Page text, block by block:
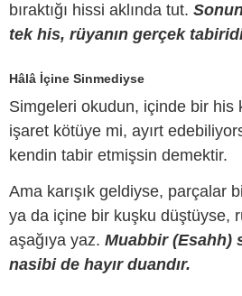
bıraktığı hissi aklında tut.
tek his, rüyanın gerçek
Hâlâ İçine Sinmediyse
Simgeleri okudun, içinde bir his
işaret kötüye mi, ayırt
kendin tabir etmişsin demektir.
Ama karışık geldiyse, parçalar
ya da içine bir kuşku düştüyse,
aşağıya yaz. Muabbir (Esahh)
nasibi de hayır duandır.